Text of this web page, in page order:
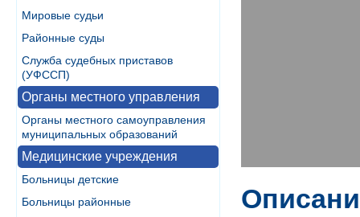
Мировые судьи
Районные суды
Служба судебных приставов
(УФССП)
Органы местного управления
Органы местного самоуправления
муниципальных образований
Медицинские учреждения
Больницы детские
Больницы районные